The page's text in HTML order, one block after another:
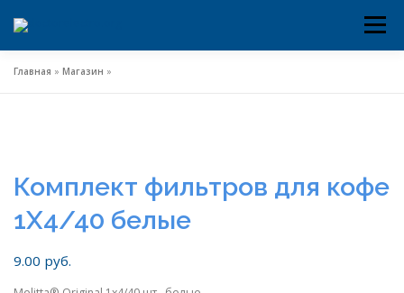
Главная » Магазин »
Комплект фильтров для кофе
1X4/40 белые
9.00 руб.